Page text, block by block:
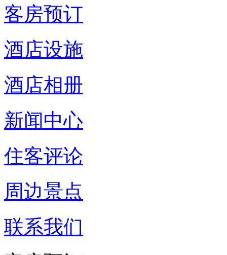
客房预订
酒店设施
酒店相册
新闻中心
住客评论
周边景点
联系我们